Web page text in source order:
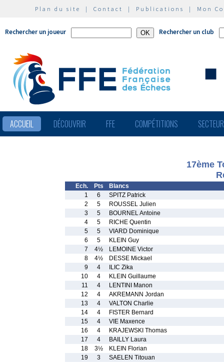
Plan du site | Contact | Publications | Mon
Rechercher un joueur Rechercher un club
ACCUEIL DÉCOUVRIR FFE COMPÉTITIONS
17ème
Ech. Pts
Blancs
1
6
SPITZ Patrick
2
5
ROUSSEL Julien
3
5
BOURNEL Antoine
4
5
RICHE Quentin
5
5
VIARD Dominique
6
5
KLEIN Guy
7
4½
LEMOINE Victor
8
4½
DESSE Mickael
9
4
ILIC Zika
10
4
KLEIN Guillaume
11
4
LENTINI Manon
12
4
AKREMANN Jordan
13
4
VALTON Charlie
14
4
FISTER Bernard
15
4
VIE Maxence
16
4
KRAJEWSKI Thomas
17
4
BAILLY Laura
18
3½
KLEIN Florian
19
3
SAELEN Titouan